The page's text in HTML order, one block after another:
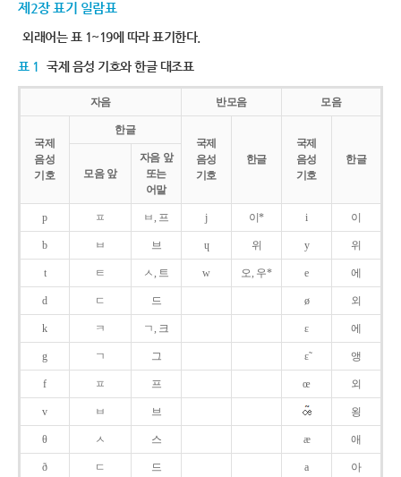
제2장 표기 일람표
외래어는 표 1~19에 따라 표기한다.
표 1 국제 음성 기호와 한글 대조표
자음 반모음 모음
국제
음성
기호
한글
국제
음성
기호
한글
국제
음성
기호
한글
모음 앞
자음 앞
또는
어말
p ㅍ ㅂ, 프 j 이* i 이
b ㅂ 브 ɥ 위 y 위
t ㅌ ㅅ, 트 w 오, 우* e 에
d ㄷ 드 ø 외
k ㅋ ㄱ, 크 ɛ 에
g ㄱ 그 ɛ̃ 앵
f ㅍ 프 œ 외
v ㅂ 브 욍
θ ㅅ 스 æ 애
ð ㄷ 드 a 아